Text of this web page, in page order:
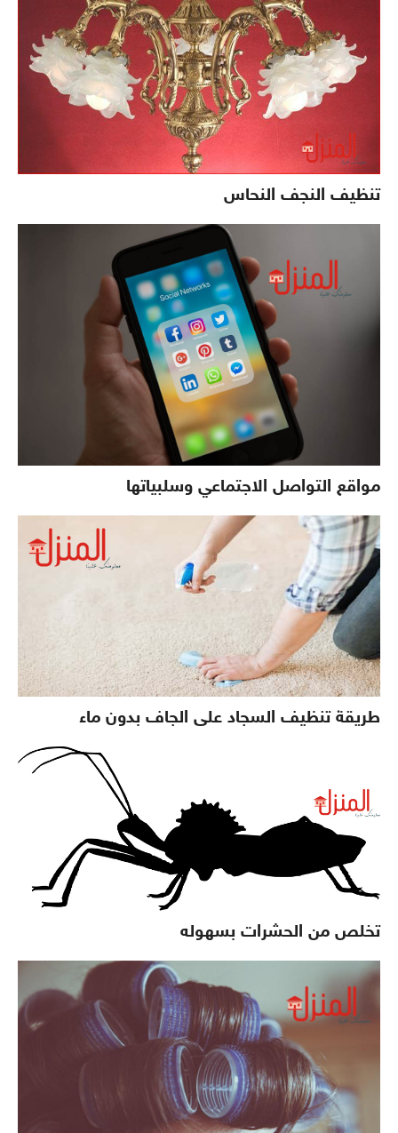
تنظيف النجف النحاس
مواقع التواصل الاجتماعي وسلبياتها
طريقة تنظيف السجاد على الجاف بدون ماء
تخلص من الحشرات بسهوله